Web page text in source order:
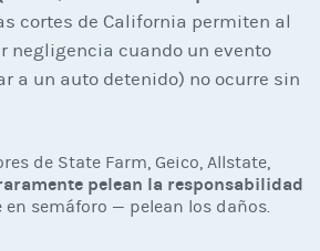
cortes de California permiten al
negligencia cuando un evento
a un auto detenido) no ocurre sin
de State Farm, Geico, Allstate,
pelean la responsabilidad
en semáforo — pelean los daños.